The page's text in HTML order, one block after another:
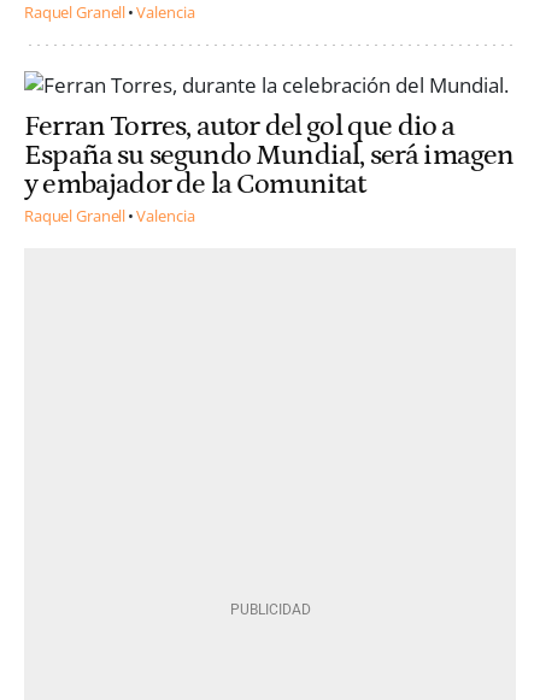
Raquel Granell Valencia
Ferran Torres, autor del gol que dio a
España su segundo Mundial, será imagen
y embajador de la Comunitat
Raquel Granell Valencia